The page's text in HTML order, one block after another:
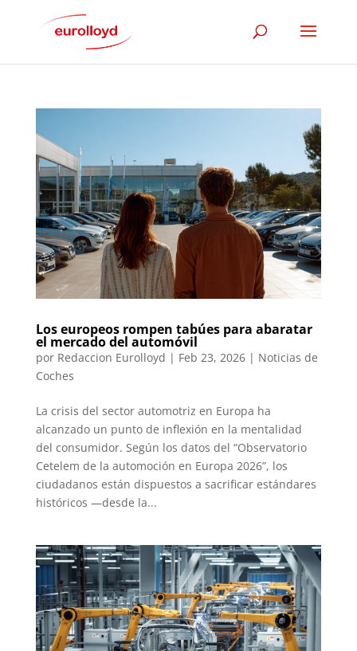
Los europeos rompen tabúes para abaratar
el mercado del automóvil
por Redaccion Eurolloyd | Feb 23, 2026| Noticias de
Coches
La crisis del sector automotriz en Europa ha
alcanzado un punto de inflexión en la mentalidad
del consumidor. Según los datos del “Observatorio
Cetelem de la automoción en Europa 2026”, los
ciudadanos están dispuestos a sacrificar estándares
históricos —desde la...